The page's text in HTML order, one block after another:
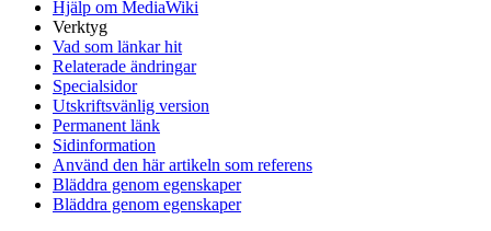
Hjälp om MediaWiki
Verktyg
Vad som länkar hit
Relaterade ändringar
Specialsidor
Utskriftsvänlig version
Permanent länk
Sidinformation
Använd den här artikeln som referens
Bläddra genom egenskaper
Bläddra genom egenskaper